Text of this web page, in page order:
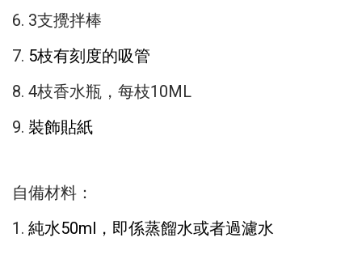
6. 3支攪拌棒
7. 5枝有刻度的吸管
8. 4枝香水瓶，每枝10ML
9. 裝飾貼紙
自備材料：
1. 純水50ml，即係蒸餾水或者過濾水